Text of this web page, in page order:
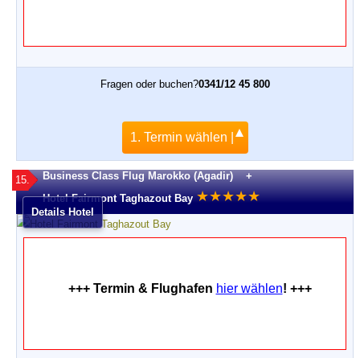
Fragen oder buchen?0341/12 45 800
1. Termin wählen |
15.
Business Class Flug Marokko (Agadir) +
Hotel Fairmont Taghazout Bay ★★★★★
Details Hotel
+++ Termin & Flughafen hier wählen! +++